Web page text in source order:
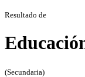
Resultado de
(Secundaria)